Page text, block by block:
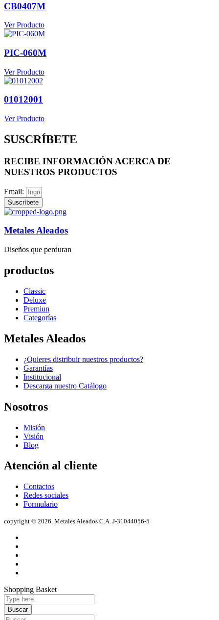
CB0407M
Ver Producto
PIC-060M
Ver Producto
01012001
Ver Producto
SUSCRÍBETE
RECIBE INFORMACIÓN ACERCA DE
NUESTROS PRODUCTOS
Email:
Suscríbete
Metales Aleados
Diseños que perduran
productos
Classic
Deluxe
Premiun
Categorías
Metales Aleados
¿Quieres distribuir nuestros productos?
Garantías
Institucional
Descarga nuestro Catálogo
Nosotros
Misión
Visión
Blog
Atención al cliente
Contactos
Redes sociales
Formulario
copyright © 2026. Metales Aleados C.A. J-31044056-5
Shopping Basket